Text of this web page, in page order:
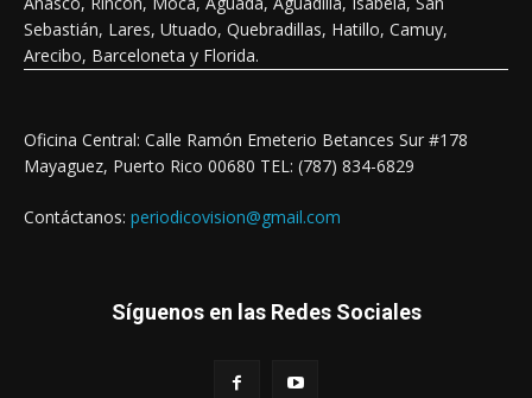
Sebastián, Lares, Utuado, Quebradillas, Hatillo, Camuy,
Arecibo, Barceloneta y Florida.
Oficina Central: Calle Ramón Emeterio Betances Sur #178
Mayaguez, Puerto Rico 00680 TEL: (787) 834-6829
Contáctanos: periodicovision@gmail.com
Síguenos en las Redes Sociales